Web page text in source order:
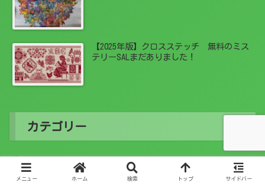
【2025年版】クロスステッチ 無料のミス
テリーSALまだありました！
カテゴリー
メニュー ホーム 検索 トップ サイドバー